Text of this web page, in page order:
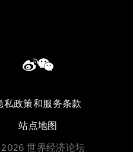
私政策和服务条款
站点地图
2026 世界经济论坛